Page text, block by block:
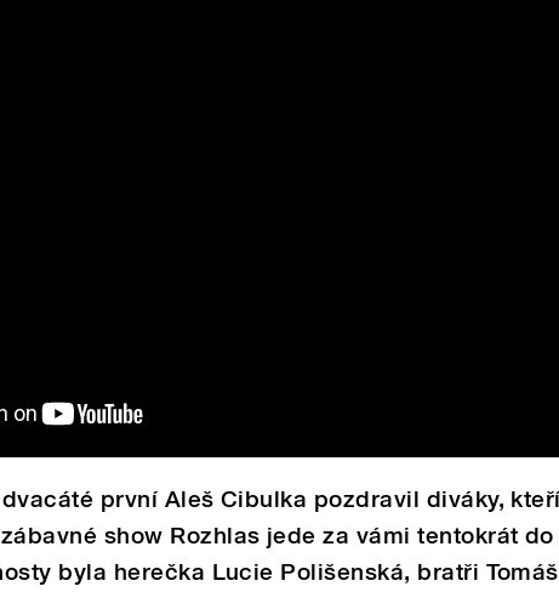
první Aleš Cibulka pozdravil diváky,
show Rozhlas jede za vámi tentokrát do
byla herečka Lucie Polišenská, bratři